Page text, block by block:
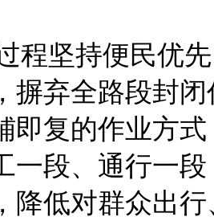
程坚持便民优
摒弃全路段封
即复的作业方
一段、通行一
降低对群众出